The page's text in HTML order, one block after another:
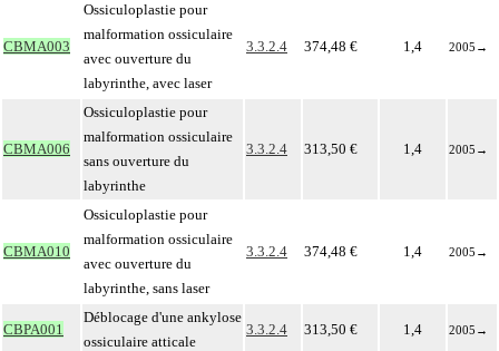
CBMA003
Ossiculoplastie pour
malformation ossiculaire
avec ouverture du
labyrinthe, avec laser
3.3.2.4 374,48 € 1,4 2005 →
CBMA006
Ossiculoplastie pour
malformation ossiculaire
sans ouverture du
labyrinthe
3.3.2.4 313,50 € 1,4 2005 →
CBMA010
Ossiculoplastie pour
malformation ossiculaire
avec ouverture du
labyrinthe, sans laser
3.3.2.4 374,48 € 1,4 2005 →
CBPA001
Déblocage d'une ankylose
ossiculaire atticale
3.3.2.4 313,50 € 1,4 2005 →